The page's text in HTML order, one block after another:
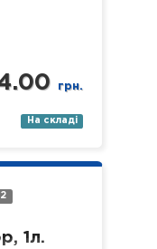
грн.
На складі
1л.